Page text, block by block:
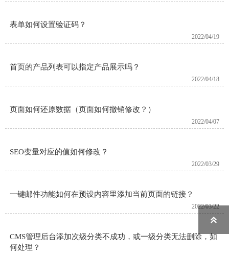
表单如何设置验证码？
2022/04/19
首页的产品列表可以指定产品展示吗？
2022/04/18
页面如何还原数据（页面如何撤销修改？）
2022/04/07
SEO变量对应的值如何修改？
2022/03/29
一键邮件功能如何在预设内容里添加当前页面的链接？
2022/03/22
CMS管理后台添加次级分类不成功，或一级分类无法删除，如
何处理？
